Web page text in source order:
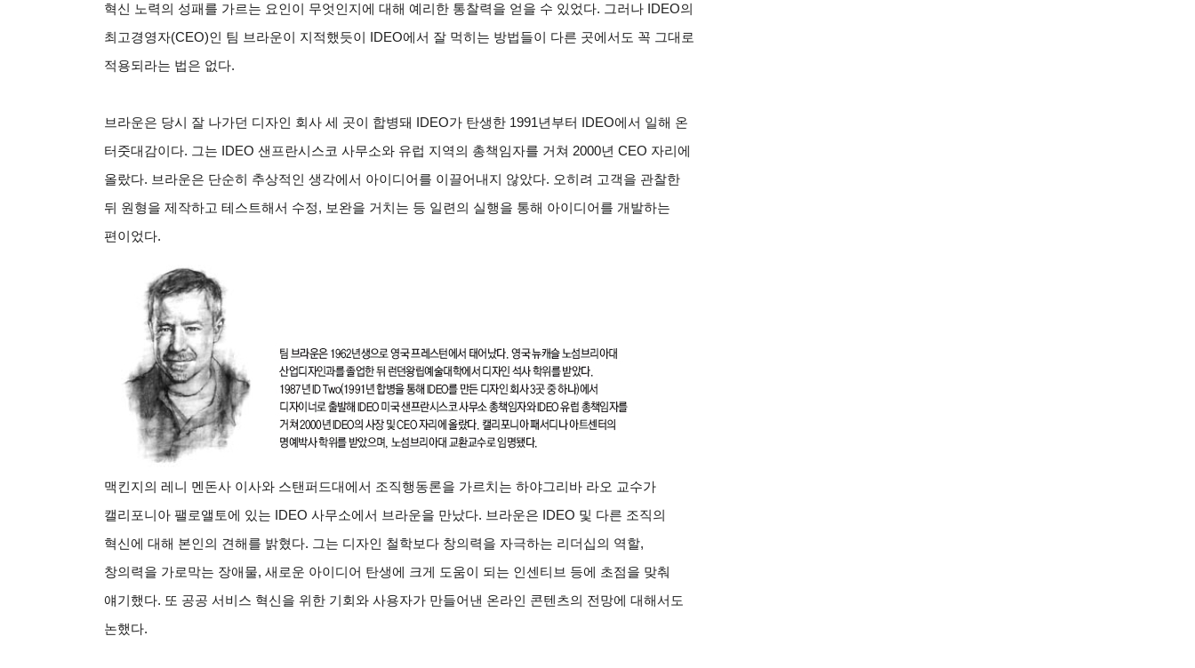
혁신 노력의 성패를 가르는 요인이 무엇인지에 대해 예리한 통찰력을 얻을 수 있었다. 그러나 IDEO의
최고경영자(CEO)인 팀 브라운이 지적했듯이 IDEO에서 잘 먹히는 방법들이 다른 곳에서도 꼭 그대로
적용되라는 법은 없다.
브라운은 당시 잘 나가던 디자인 회사 세 곳이 합병돼 IDEO가 탄생한 1991년부터 IDEO에서 일해 온
터줏대감이다. 그는 IDEO 샌프란시스코 사무소와 유럽 지역의 총책임자를 거쳐 2000년 CEO 자리에
올랐다. 브라운은 단순히 추상적인 생각에서 아이디어를 이끌어내지 않았다. 오히려 고객을 관찰한
뒤 원형을 제작하고 테스트해서 수정, 보완을 거치는 등 일련의 실행을 통해 아이디어를 개발하는
편이었다.
맥킨지의 레니 멘돈사 이사와 스탠퍼드대에서 조직행동론을 가르치는 하야그리바 라오 교수가
캘리포니아 팰로앨토에 있는 IDEO 사무소에서 브라운을 만났다. 브라운은 IDEO 및 다른 조직의
혁신에 대해 본인의 견해를 밝혔다. 그는 디자인 철학보다 창의력을 자극하는 리더십의 역할,
창의력을 가로막는 장애물, 새로운 아이디어 탄생에 크게 도움이 되는 인센티브 등에 초점을 맞춰
얘기했다. 또 공공 서비스 혁신을 위한 기회와 사용자가 만들어낸 온라인 콘텐츠의 전망에 대해서도
논했다.